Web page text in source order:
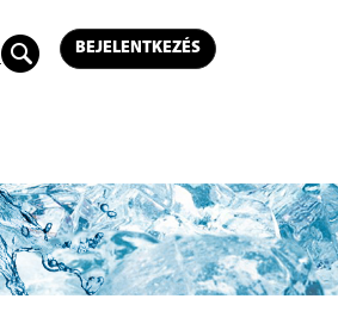
BEJELENTKEZÉS